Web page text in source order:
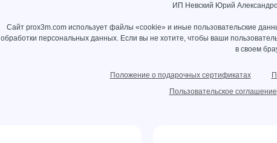
ИП Невский Юрий
Сайт prox3m.com использует файлы «cookie» и иные пользовательские
обработки персональных данных. Если вы не хотите, чтобы ваши
в своем
Положение о подарочных сертификатах
Пользовательское соглашение